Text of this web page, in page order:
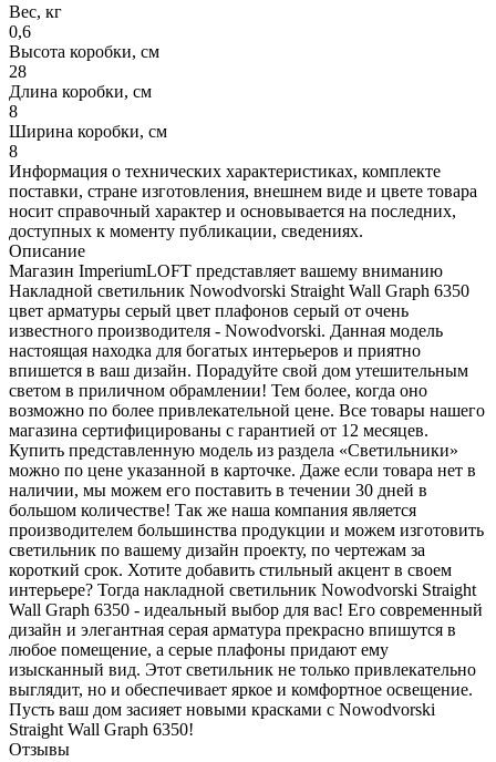
Вес, кг
0,6
Высота коробки, см
28
Длина коробки, см
8
Ширина коробки, см
8
Информация о технических характеристиках, комплекте
поставки, стране изготовления, внешнем виде и цвете товара
носит справочный характер и основывается на последних,
доступных к моменту публикации, сведениях.
Описание
Магазин ImperiumLOFT представляет вашему вниманию
Накладной светильник Nowodvorski Straight Wall Graph 6350
цвет арматуры серый цвет плафонов серый от очень
известного производителя - Nowodvorski. Данная модель
настоящая находка для богатых интерьеров и приятно
впишется в ваш дизайн. Порадуйте свой дом утешительным
светом в приличном обрамлении! Тем более, когда оно
возможно по более привлекательной цене. Все товары нашего
магазина сертифицированы с гарантией от 12 месяцев.
Купить представленную модель из раздела «Светильники»
можно по цене указанной в карточке. Даже если товара нет в
наличии, мы можем его поставить в течении 30 дней в
большом количестве! Так же наша компания является
производителем большинства продукции и можем изготовить
светильник по вашему дизайн проекту, по чертежам за
короткий срок. Хотите добавить стильный акцент в своем
интерьере? Тогда накладной светильник Nowodvorski Straight
Wall Graph 6350 - идеальный выбор для вас! Его современный
дизайн и элегантная серая арматура прекрасно впишутся в
любое помещение, а серые плафоны придают ему
изысканный вид. Этот светильник не только привлекательно
выглядит, но и обеспечивает яркое и комфортное освещение.
Пусть ваш дом засияет новыми красками с Nowodvorski
Straight Wall Graph 6350!
Отзывы